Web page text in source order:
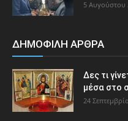
5 Αυγούστου
ΔΗΜΟΦΙΛΗ ΑΡΘΡΑ
Δες τι
μέσα στο
24